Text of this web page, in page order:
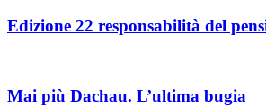
Edizione 22 responsabilità del
Mai più Dachau. L’ultima bugia